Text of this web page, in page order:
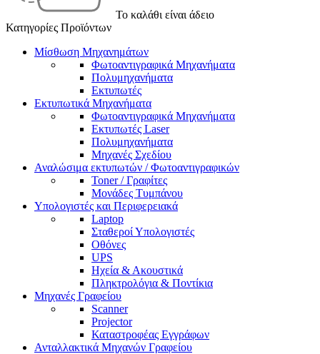
Το καλάθι είναι άδειο
Κατηγορίες Προϊόντων
Μίσθωση Μηχανημάτων
Φωτοαντιγραφικά Μηχανήματα
Πολυμηχανήματα
Εκτυπωτές
Εκτυπωτικά Μηχανήματα
Φωτοαντιγραφικά Μηχανήματα
Εκτυπωτές Laser
Πολυμηχανήματα
Μηχανές Σχεδίου
Αναλώσιμα εκτυπωτών / Φωτοαντιγραφικών
Toner / Γραφίτες
Μονάδες Τυμπάνου
Υπολογιστές και Περιφερειακά
Laptop
Σταθεροί Υπολογιστές
Οθόνες
UPS
Ηχεία & Ακουστικά
Πληκτρολόγια & Ποντίκια
Μηχανές Γραφείου
Scanner
Projector
Καταστροφέας Εγγράφων
Ανταλλακτικά Μηχανών Γραφείου